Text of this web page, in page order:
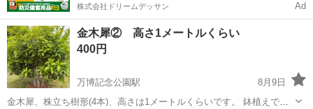
株式会社ドリームデッサン Ad
金木犀② 高さ1メートルくらい
400円
万博記念公園駅
8月9日
金木犀、株立ち樹形(4本)、高さは1メートルくらいです。 鉢植えで育